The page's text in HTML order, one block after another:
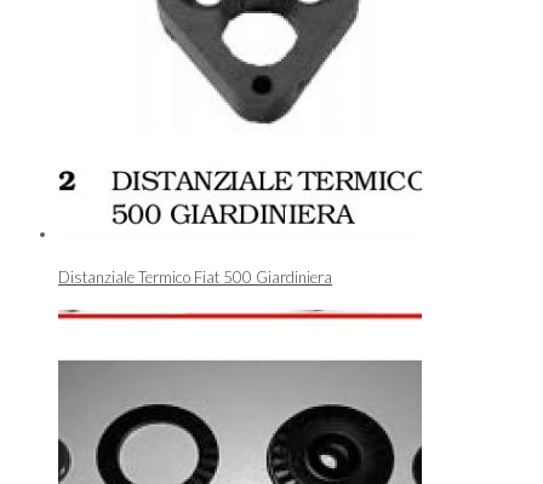
Distanziale Termico Fiat 500 Giardiniera